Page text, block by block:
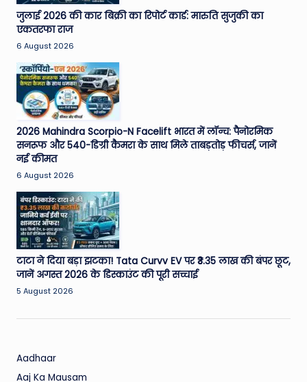
T
h
W
o
rl
d
जुलाई 2026 की कार बिक्री का रिपोर्ट कार्ड: मारुति सुजुकी का
एकतरफा राज
6 August 2026
2026 Mahindra Scorpio-N Facelift भारत में लॉन्च: पैनोरमिक
सनरूफ और 540-डिग्री कैमरा के साथ मिले ताबड़तोड़ फीचर्स, जानें
नई कीमत
6 August 2026
टाटा ने दिया बड़ा झटका! Tata Curvv EV पर ₹3.35 लाख की बंपर छूट,
जानें अगस्त 2026 के डिस्काउंट की पूरी सच्चाई
5 August 2026
Aadhaar
Aaj Ka Mausam